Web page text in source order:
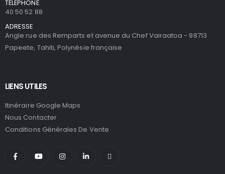
TÉLÉPHONE
40 50 52 88
ADRESSE
Angle rue des Remparts et avenue du Chef Vairaatoa - 98713
Papeete, Tahiti, Polynésie française
LIENS UTILES
Itinéraire Google Maps
Nous Contacter
Conditions Générales De Vente